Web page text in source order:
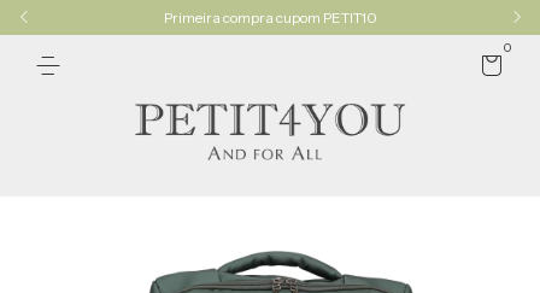
Primeira compra cupom PETIT10
0